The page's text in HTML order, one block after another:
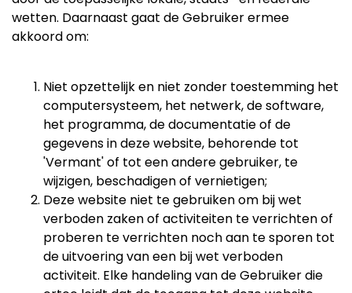
wetten. Daarnaast gaat de Gebruiker ermee
akkoord om:
Niet opzettelijk en niet zonder toestemming het
computersysteem, het netwerk, de software,
het programma, de documentatie of de
gegevens in deze website, behorende tot
'Vermant' of tot een andere gebruiker, te
wijzigen, beschadigen of vernietigen;
Deze website niet te gebruiken om bij wet
verboden zaken of activiteiten te verrichten of
proberen te verrichten noch aan te sporen tot
de uitvoering van een bij wet verboden
activiteit. Elke handeling van de Gebruiker die